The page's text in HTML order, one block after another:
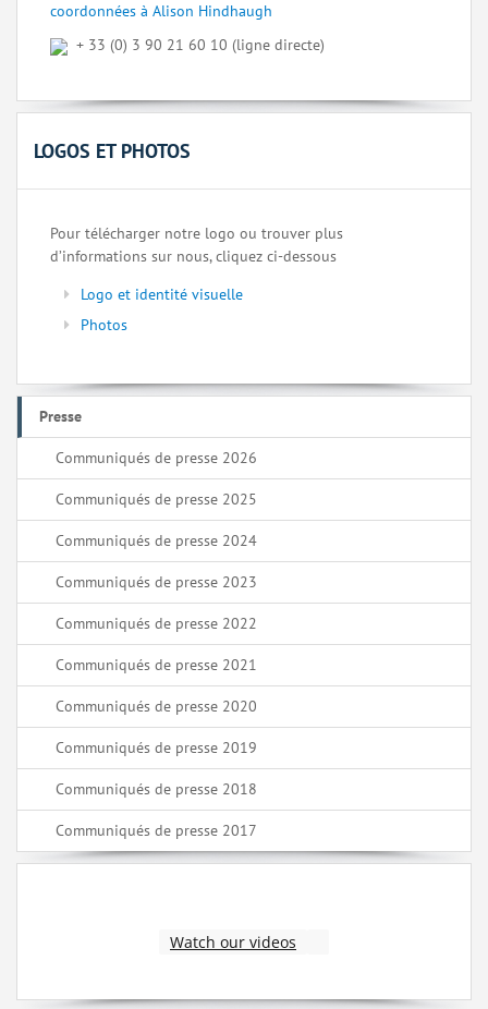
coordonnées à Alison Hindhaugh
+ 33 (0) 3 90 21 60 10 (ligne directe)
LOGOS ET PHOTOS
Pour télécharger notre logo ou trouver plus
d’informations sur nous, cliquez ci-dessous
Logo et identité visuelle
Photos
Presse
Communiqués de presse 2026
Communiqués de presse 2025
Communiqués de presse 2024
Communiqués de presse 2023
Communiqués de presse 2022
Communiqués de presse 2021
Communiqués de presse 2020
Communiqués de presse 2019
Communiqués de presse 2018
Communiqués de presse 2017
Watch our videos